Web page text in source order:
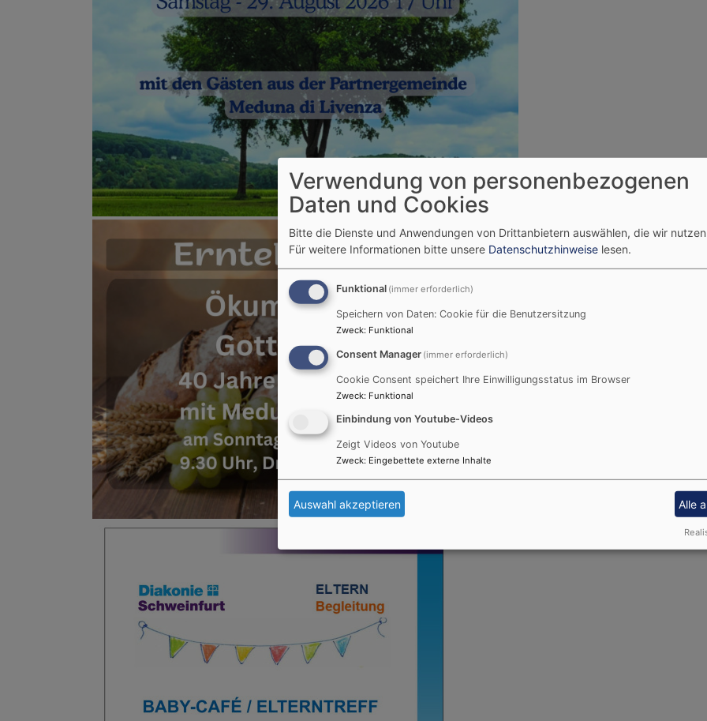
Verwendung von personenbezogenen
Daten und Cookies
Bitte die Dienste und Anwendungen von Drittanbietern auswählen, die wir
Für weitere Informationen bitte unsere Datenschutzhinweise lesen.
Funktional (immer erforderlich)
Speichern von Daten: Cookie für die Benutzersitzung
Zweck: Funktional
Consent Manager (immer erforderlich)
Cookie Consent speichert Ihre Einwilligungsstatus im Browser
Zweck: Funktional
Einbindung von Youtube-Videos
Zeigt Videos von Youtube
Zweck: Eingebettete externe Inhalte
Auswahl akzeptieren Alle